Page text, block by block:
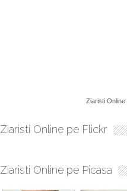
Ziaristi Online
Ziaristi Online pe Flickr
Ziaristi Online pe Picasa